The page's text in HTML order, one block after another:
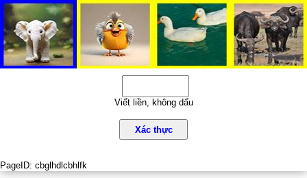
Viết liền, không dấu
Xác thực
PageID: cbglhdlcbhlfk